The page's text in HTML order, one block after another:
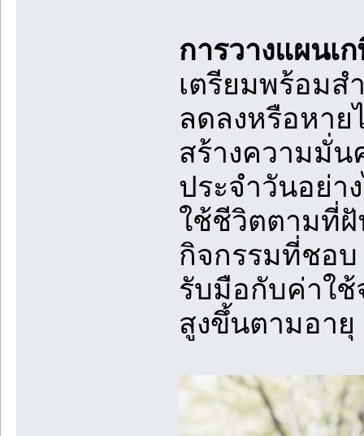
การวางแผนเ
เตรียมพร้อมส
ลดลงหรือหาย
สร้างความมั่น
ประจำวันอย่า
ใช้ชีวิตตามที่ฝั
กิจกรรมที่ชอบ
รับมือกับค่าใ
สูงขึ้นตามอายุ